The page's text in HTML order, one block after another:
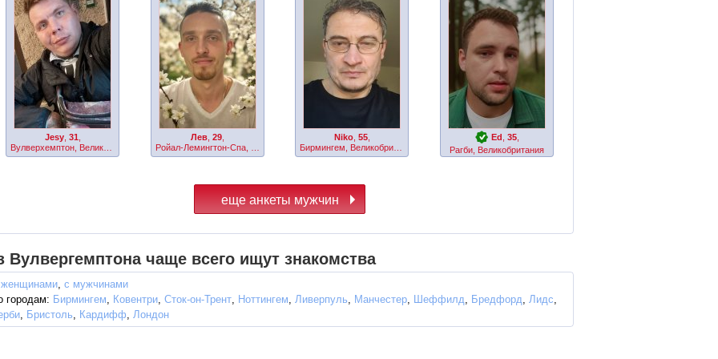
Jesy, 31 Лев, 29,
Niko, 55,
Ed 35,
Рагби, Великобритания
Вулвергемптона чаще всего ищут знакомства
, с мужчинами
городам: Бирмингем, Ковентри, Сток-он-Трент, Ноттингем, Ливерпуль, Манчестер, Шеффилд, Бредфорд, Лидс,
, Бристоль, Кардифф, Лондон